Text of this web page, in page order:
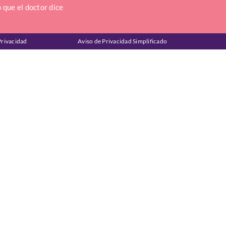
que el doctor dice
Aviso de Privacidad Simplificado